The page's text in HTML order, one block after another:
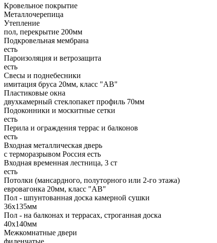
Кровельное покрытие
Металлочерепица
Утепление
пол, перекрытие 200мм
Подкровельная мембрана
есть
Пароизоляция и ветрозащита
есть
Свесы и поднебесники
имитация бруса 20мм, класс "АВ"
Пластиковые окна
двухкамерный стеклопакет профиль 70мм
Подоконники и москитные сетки
есть
Перила и ограждения террас и балконов
есть
Входная металлическая дверь
с терморазрывом Россия есть
Входная временная лестница, 3 ст
есть
Потолки (мансардного, полуторного или 2-го этажа)
евровагонка 20мм, класс "АВ"
Пол - шпунтованная доска камерной сушки
36х135мм
Пол - на балконах и террасах, строганная доска
40х140мм
Межкомнатные двери
филенчатые